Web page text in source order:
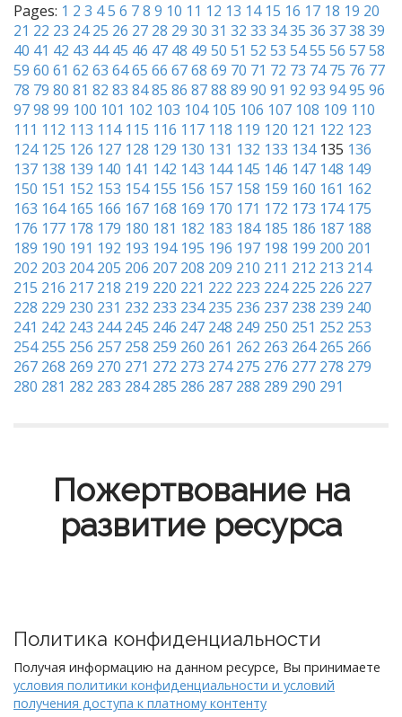
Pages: 1 2 3 45 6 78 9 10 11 12 13 14 15 16 17 18 19 20
21 22 23 24 25 26 27 28 29 30 31 32 33 3435 36 3738 39
40 41 42 43 44 45 46 47 48 49 50 51 52 53 5455 56 5758
59 60 61 62 63 6465 66 6768 69 70 71 72 73 74 75 76 77
78 79 80 81 82 83 8485 86 8788 89 90 91 92 93 9495 96
9798 99 100 101 102 103 104 105 106 107 108 109 110
111 112 113 114 115 116 117 118 119 120 121 122 123
124 125 126 127 128 129 130 131 132 133 134 135 136
137 138 139 140 141 142 143 144 145 146 147 148 149
150 151 152 153 154 155 156 157 158 159 160 161 162
163 164 165 166 167 168 169 170 171 172 173 174 175
176 177 178 179 180 181 182 183 184 185 186 187 188
189 190 191 192 193 194 195 196 197 198 199 200 201
202 203 204 205 206 207 208 209 210 211 212 213 214
215 216 217 218 219 220 221 222 223 224 225 226 227
228 229 230 231 232 233 234 235 236 237 238 239 240
241 242 243 244 245 246 247 248 249 250 251 252 253
254 255 256 257 258 259 260 261 262 263 264 265 266
267 268 269 270 271 272 273 274 275 276 277 278 279
280 281 282 283 284 285 286 287 288 289 290 291
Пожертвование на
развитие ресурса
Политика конфиденциальности
Получая информацию на данном ресурсе, Вы принимаете
условия политики конфиденциальности и условий
получения доступа к платному контенту